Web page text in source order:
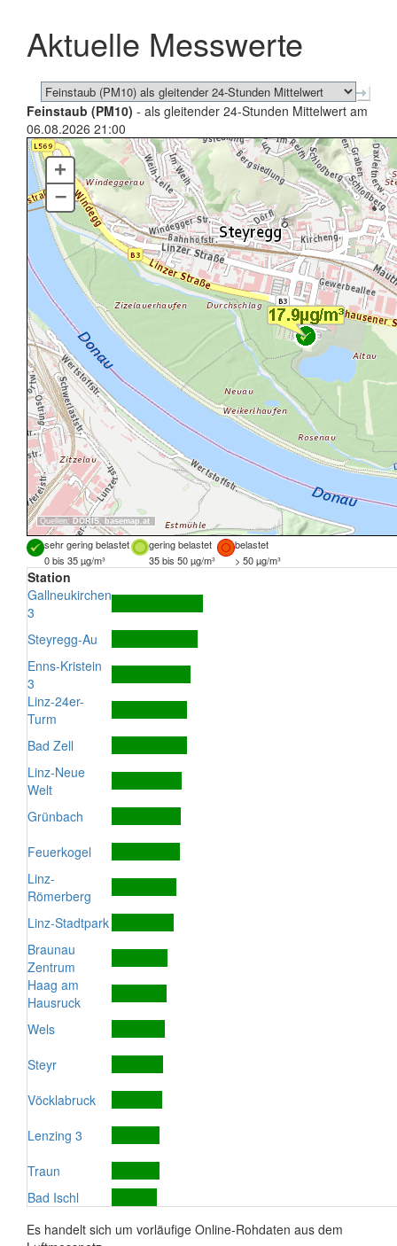
schließen
Aktuelle Messwerte
Feinstaub (PM10) - als gleitender 24-Stunden Mittelwert am
06.08.2026 21:00
Quellen: DORIS, basemap.at
+
–
sehr gering belastet gering belastet
belastet
0 bis 35 µg/m³
35 bis 50 µg/m³ > 50 µg/m³
Station
Gallneukirchen
3
Steyregg-Au
Enns-Kristein
3
Linz-24er-
Turm
Bad Zell
Linz-Neue
Welt
Grünbach
Feuerkogel
Linz-
Römerberg
Linz-Stadtpark
Braunau
Zentrum
Haag am
Hausruck
Wels
Steyr
Vöcklabruck
Lenzing 3
Traun
Bad Ischl
Es handelt sich um vorläufige Online-Rohdaten aus dem